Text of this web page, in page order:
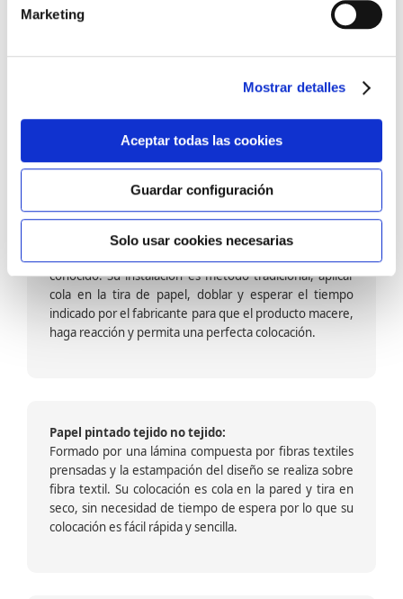
Marketing
Mostrar detalles
Aceptar todas las cookies
Guardar configuración
Solo usar cookies necesarias
barniz multiadherente en base agua. En zonas de
fuegos, se recomienda proteger con placas, silestone,
dado que el frotar en exceso dañaría el papel. Su
colocación es cola en la pared y tira en seco, sin
colocación es fácil rápida y sencilla.
Papel pintado calidad papel:
Formado por una capa de papel sobre un soporte de
conocido. Su instalación es método tradicional, aplicar
cola en la tira de papel, doblar y esperar el tiempo
indicado por el fabricante para que el producto macere,
haga reacción y permita una perfecta colocación.
Papel pintado tejido no tejido:
Formado por una lámina compuesta por fibras textiles
prensadas y la estampación del diseño se realiza sobre
fibra textil. Su colocación es cola en la pared y tira en
seco, sin necesidad de tiempo de espera por lo que su
colocación es fácil rápida y sencilla.